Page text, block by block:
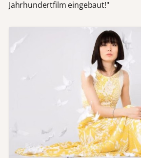
Jahrhundertfilm eingebaut!"